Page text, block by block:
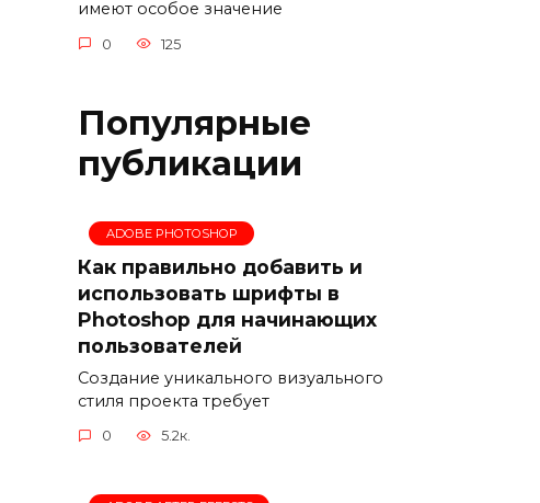
имеют особое значение
0 125
Популярные
публикации
ADOBE PHOTOSHOP
Как правильно добавить и
использовать шрифты в
Photoshop для начинающих
пользователей
Создание уникального визуального
стиля проекта требует
0 5.2к.